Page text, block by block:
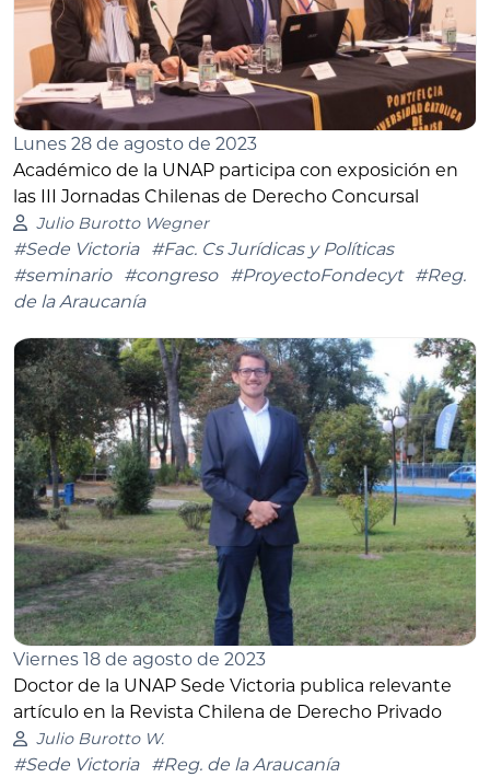
Lunes 28 de agosto de 2023
Académico de la UNAP participa con exposición en
las III Jornadas Chilenas de Derecho Concursal
Julio Burotto Wegner
#Sede Victoria
#Fac. Cs Jurídicas y Políticas
#seminario
#congreso #ProyectoFondecyt
#Reg.
de la Araucanía
Viernes 18 de agosto de 2023
Doctor de la UNAP Sede Victoria publica relevante
artículo en la Revista Chilena de Derecho Privado
Julio Burotto W.
#Sede Victoria
#Reg. de la Araucanía